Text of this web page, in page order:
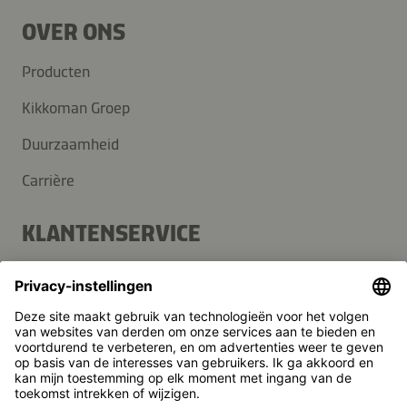
OVER ONS
Producten
Kikkoman Groep
Duurzaamheid
Carrière
KLANTENSERVICE
Contact
Nieuwsbrief
Pers